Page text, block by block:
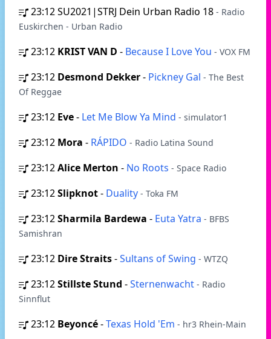
23:12SU2021|STRJ Dein Urban Radio 18 - Radio
Euskirchen - Urban Radio
23:12 KRIST VAN D - Because I Love You - VOX FM
23:12 Desmond Dekker- Pickney Gal - The Best
Of Reggae
23:12 Eve- Let Me Blow Ya Mind - simulator1
23:12 Mora - RÁPIDO - Radio Latina Sound
23:12Alice Merton - No Roots - Space Radio
23:12Slipknot- Duality - Toka FM
23:12Sharmila Bardewa - Euta Yatra - BFBS
Samishran
23:12 Dire Straits-Sultans of Swing - WTZQ
23:12Stillste Stund -Sternenwacht - Radio
Sinnflut
23:12 Beyoncé-Texas Hold 'Em - hr3 Rhein-Main